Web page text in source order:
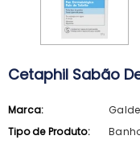
Arkopharma Stop
Cetaphil Sabão
Marca:
Tipo de Produto: